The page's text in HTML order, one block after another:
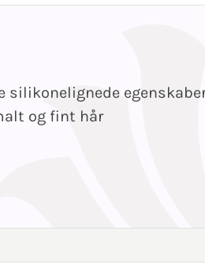
silikonelignede
og fint hår